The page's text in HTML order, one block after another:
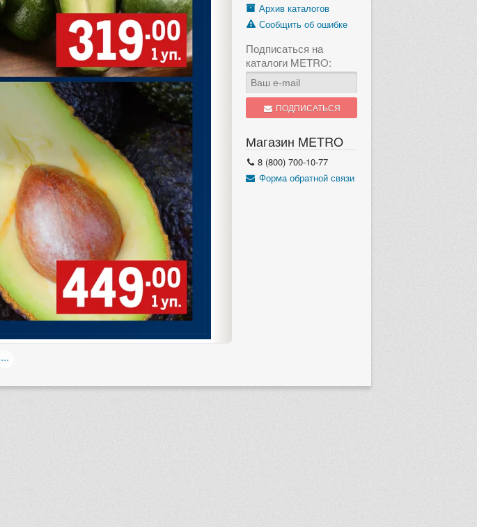
...
Архив каталогов
Сообщить об ошибке
Подписаться на
каталоги METRO:
ПОДПИСАТЬСЯ
Магазин METRO
8 (800) 700-10-77
Форма обратной связи